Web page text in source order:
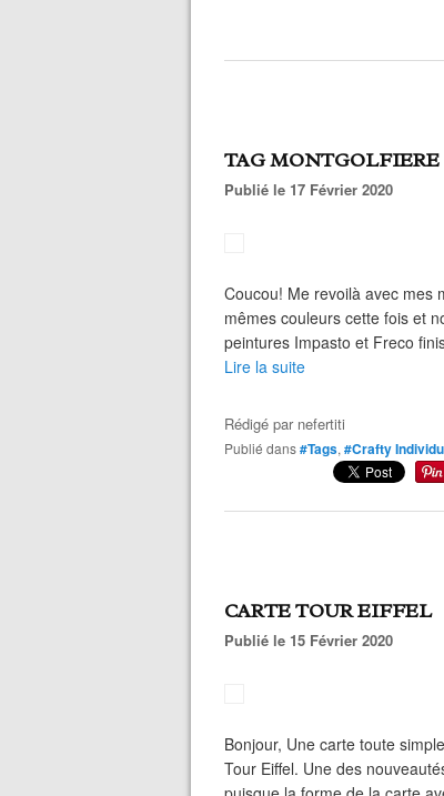
TAG MONTGOLFIERE
Publié le 17 Février 2020
Coucou! Me revoilà avec mes
mêmes couleurs cette fois et
peintures Impasto et Freco
Lire la suite
Rédigé par nefertiti
Publié dans#Tags, #Crafty
CARTE TOUR EIFFEL
Publié le 15 Février 2020
Bonjour, Une carte toute
Tour Eiffel. Une des